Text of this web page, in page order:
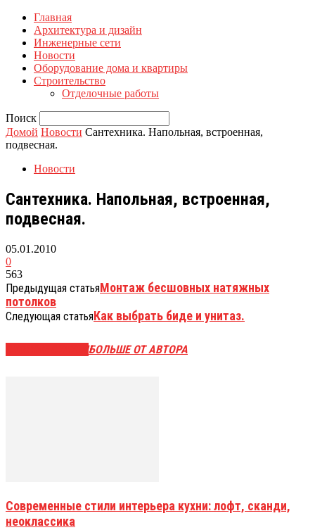
Главная
Архитектура и дизайн
Инженерные сети
Новости
Оборудование дома и квартиры
Строительство
Отделочные работы
Поиск
Домой Новости Сантехника. Напольная, встроенная,
подвесная.
Новости
Сантехника. Напольная, встроенная,
подвесная.
05.01.2010
0
563
Предыдущая статьяМонтаж бесшовных натяжных
потолков
Следующая статьяКак выбрать биде и унитаз.
БОЛЬШЕ ОТ АВТОРА
Современные стили интерьера кухни: лофт, сканди,
неоклассика